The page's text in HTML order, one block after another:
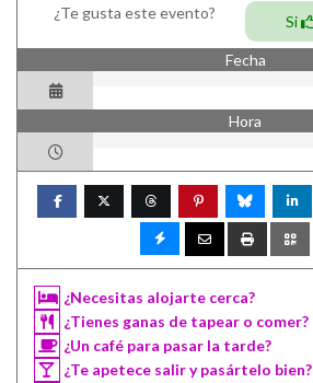
¿Te gusta este evento? Si
Fecha
Hora
¿Necesitas alojarte cerca?
¿Tienes ganas de tapear o comer?
¿Un café para pasar la tarde?
¿Te apetece salir y pasártelo bien?